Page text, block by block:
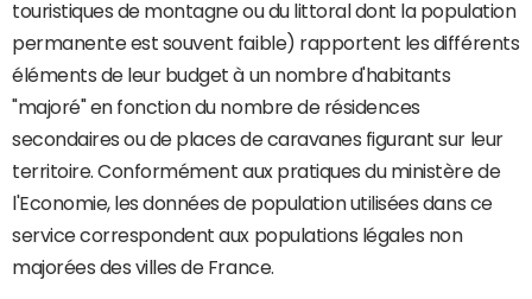
touristiques de montagne ou du littoral dont la population
permanente est souvent faible) rapportent les différents
éléments de leur budget à un nombre d'habitants
"majoré" en fonction du nombre de résidences
secondaires ou de places de caravanes figurant sur leur
territoire. Conformément aux pratiques du ministère de
l'Economie, les données de population utilisées dans ce
service correspondent aux populations légales non
majorées des villes de France.